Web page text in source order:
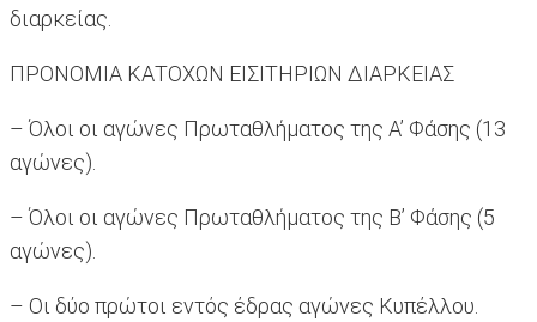
διαρκείας.
ΠΡΟΝΟΜΙΑ ΚΑΤΟΧΩΝ ΕΙΣΙΤΗΡΙΩΝ ΔΙΑΡΚΕΙΑΣ
– Όλοι οι αγώνες Πρωταθλήματος της Α’ Φάσης (13
αγώνες).
– Όλοι οι αγώνες Πρωταθλήματος της Β’ Φάσης (5
αγώνες).
– Οι δύο πρώτοι εντός έδρας αγώνες Κυπέλλου.